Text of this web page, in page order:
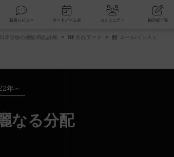
検索 新着レビュー ボードゲーム会 コミュニティ
本語版の通販/商品詳細 作品データ ルール/インスト
年～
なる分配